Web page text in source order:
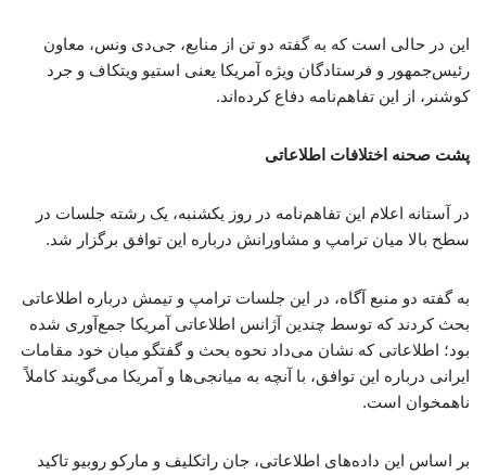
این در حالی است که به گفته دو تن از منابع، جی‌دی ونس، معاون
رئیس‌جمهور و فرستادگان ویژه آمریکا یعنی استیو ویتکاف و جرد
کوشنر، از این تفاهم‌نامه دفاع کرده‌اند.
پشت صحنه اختلافات اطلاعاتی
در آستانه اعلام این تفاهم‌نامه در روز یکشنبه، یک رشته جلسات در
سطح بالا میان ترامپ و مشاورانش درباره این توافق برگزار شد.
به گفته دو منبع آگاه، در این جلسات ترامپ و تیمش درباره اطلاعاتی
بحث کردند که توسط چندین آژانس اطلاعاتی آمریکا جمع‌آوری شده
بود؛ اطلاعاتی که نشان می‌داد نحوه بحث و گفتگو میان خود مقامات
ایرانی درباره این توافق، با آنچه به میانجی‌ها و آمریکا می‌گویند کاملاً
ناهمخوان است.
بر اساس این داده‌های اطلاعاتی، جان راتکلیف و مارکو روبیو تاکید